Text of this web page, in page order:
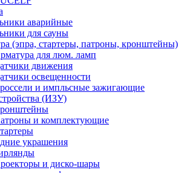
аварийные
для сауны
(эпра, стартеры, патроны, кронштейны)
для люм. ламп
движения
освещенности
и импльсные зажигающие
(ИЗУ)
и комплектующие
украшения
и диско-шары